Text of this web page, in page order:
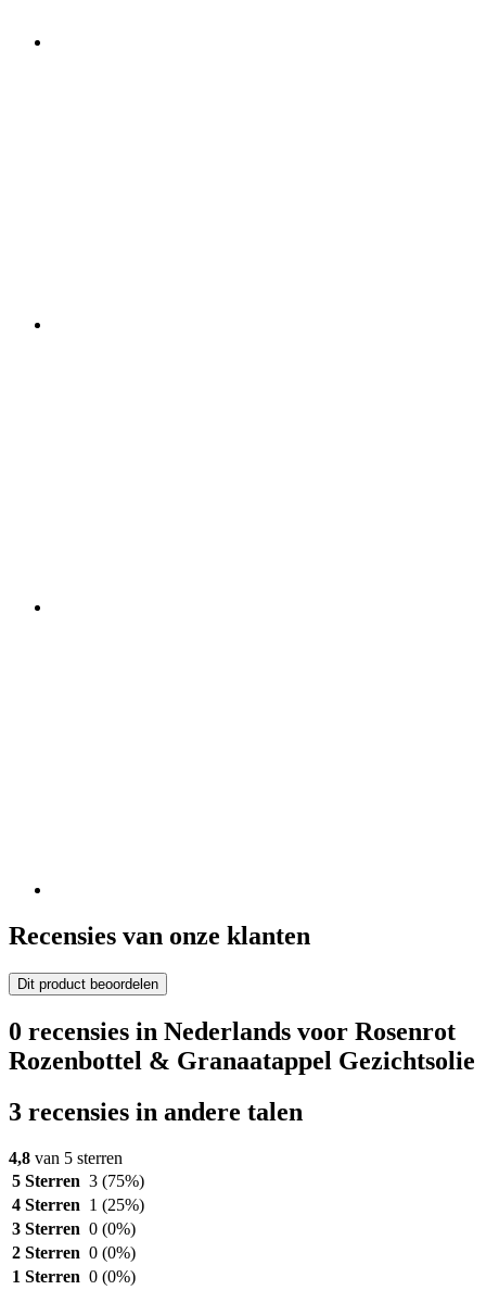
Recensies van onze klanten
Dit product beoordelen
0 recensies in Nederlands voor Rosenrot
Rozenbottel & Granaatappel Gezichtsolie
3 recensies in andere talen
4,8 van 5 sterren
5 Sterren 3 (75%)
4 Sterren 1 (25%)
3 Sterren 0 (0%)
2 Sterren 0 (0%)
1 Sterren 0 (0%)